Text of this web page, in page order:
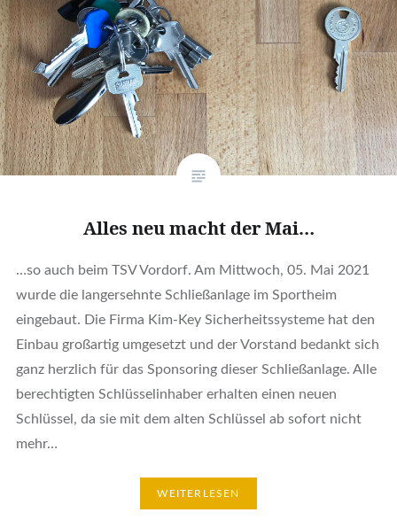
Alles neu macht der Mai…
…so auch beim TSV Vordorf. Am Mittwoch, 05. Mai 2021
wurde die langersehnte Schließanlage im Sportheim
eingebaut. Die Firma Kim-Key Sicherheitssysteme hat den
Einbau großartig umgesetzt und der Vorstand bedankt sich
ganz herzlich für das Sponsoring dieser Schließanlage. Alle
berechtigten Schlüsselinhaber erhalten einen neuen
Schlüssel, da sie mit dem alten Schlüssel ab sofort nicht
mehr…
WEITERLESEN